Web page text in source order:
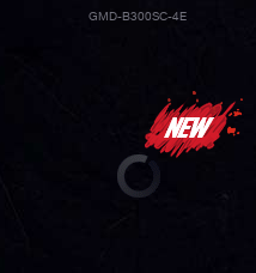
GMD-B300SC-4E